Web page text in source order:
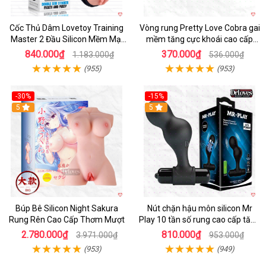
Cốc Thủ Dâm Lovetoy Training
Master 2 Đầu Silicon Mềm Mại
Tiện Lợi
840.000₫ 1.183.000₫
(955)
Vòng rung Pretty Love Cobra gai
mềm tăng cực khoái cao cấp
chính hãng
370.000₫ 536.000₫
(953)
-30%
Hot
5
Búp Bê Silicon Night Sakura
Rung Rên Cao Cấp Thơm Mượt
2.780.000₫ 3.971.000₫
(953)
-15%
Hot
5
Nút chặn hậu môn silicon Mr
Play 10 tần số rung cao cấp tăng
khoái cảm
810.000₫ 953.000₫
(949)